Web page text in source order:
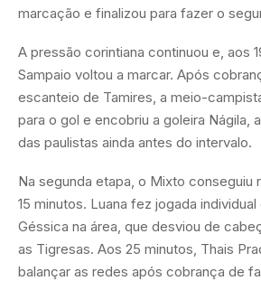
marcação e finalizou para fazer o
A pressão corintiana continuou e, aos
Sampaio voltou a marcar. Após
escanteio de Tamires, a meio-
para o gol e encobriu a goleira Nágila,
das paulistas ainda antes do intervalo.
Na segunda etapa, o Mixto conseguiu
15 minutos. Luana fez jogada
Géssica na área, que desviou de
as Tigresas. Aos 25 minutos, Thais
balançar as redes após cobrança de